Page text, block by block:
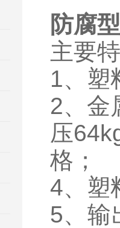
防腐
主要
1、塑
2、金
压
格；
4、塑
5、输